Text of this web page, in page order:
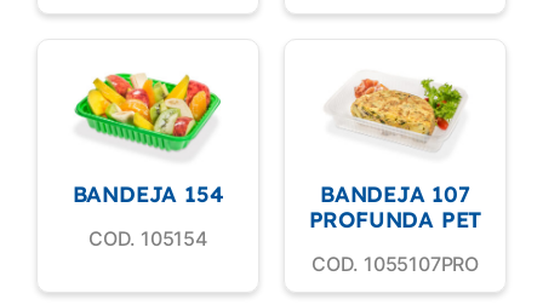
BANDEJA 154
COD. 105154
BANDEJA 107
PROFUNDA PET
COD. 1055107PRO